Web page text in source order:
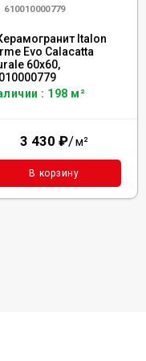
610010000779
Italon
Evo Calacatta
60x60,
: 198 м²
3 430 ₽/м²
В корзину